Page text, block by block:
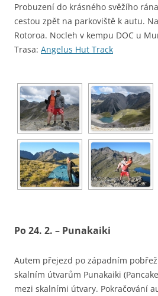
Probuzení do krásného svěžího
cestou zpět na parkoviště k autu.
Rotoroa. Nocleh v kempu DOC u
Trasa: Angelus Hut Track
Po 24. 2. – Punakaiki
Autem přejezd po západním
skalním útvarům Punakaiki
mezi skalními útvary. Pokračování